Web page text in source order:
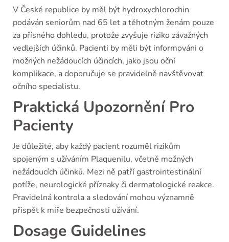
V České republice by měl být hydroxychlorochin
podáván seniorům nad 65 let a těhotným ženám pouze
za přísného dohledu, protože zvyšuje riziko závažných
vedlejších účinků. Pacienti by měli být informováni o
možných nežádoucích účincích, jako jsou oční
komplikace, a doporučuje se pravidelně navštěvovat
očního specialistu.
Praktická Upozornění Pro
Pacienty
Je důležité, aby každý pacient rozuměl rizikům
spojeným s užíváním Plaquenilu, včetně možných
nežádoucích účinků. Mezi ně patří gastrointestinální
potíže, neurologické příznaky či dermatologické reakce.
Pravidelná kontrola a sledování mohou významně
přispět k míře bezpečnosti užívání.
Dosage Guidelines